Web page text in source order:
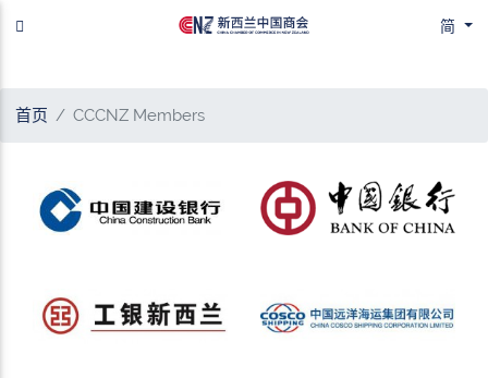
简
首页 CCCNZ Members